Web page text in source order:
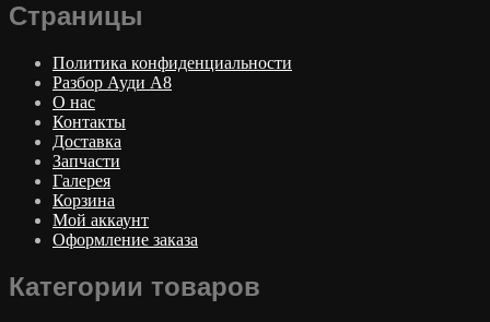
Страницы
Политика конфиденциальности
Разбор Ауди А8
О нас
Контакты
Доставка
Запчасти
Галерея
Корзина
Мой аккаунт
Оформление заказа
Категории товаров